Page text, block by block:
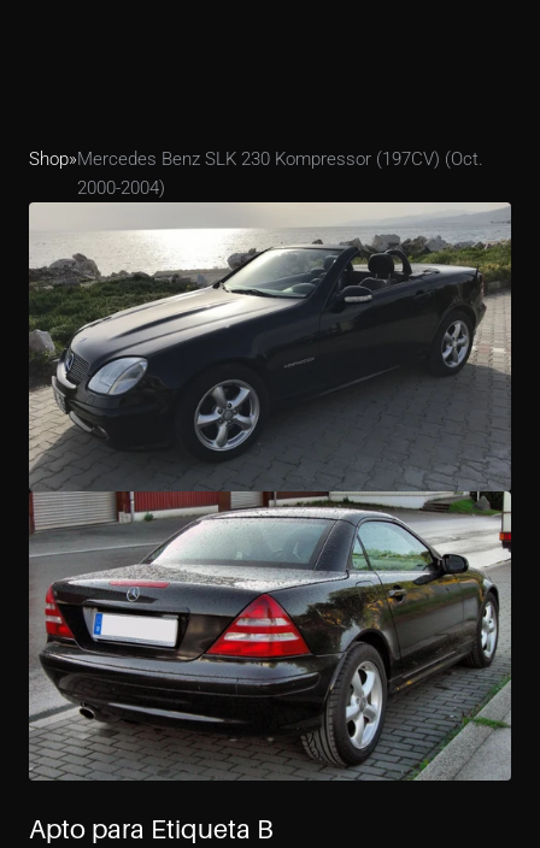
Shop»Mercedes Benz SLK 230 Kompressor (197CV) (Oct.
2000-2004)
Apto para Etiqueta B